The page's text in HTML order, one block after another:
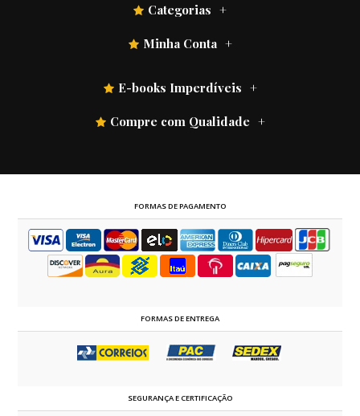
Categorias
Minha Conta
E-books Imperdíveis
Compre com Qualidade
FORMAS DE PAGAMENTO
FORMAS DE ENTREGA
SEGURANÇA E CERTIFICAÇÃO